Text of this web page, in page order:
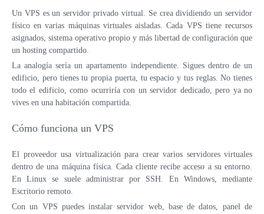
Un VPS es un servidor privado virtual. Se crea dividiendo un servidor
físico en varias máquinas virtuales aisladas. Cada VPS tiene recursos
asignados, sistema operativo propio y más libertad de configuración que
un hosting compartido.
La analogía sería un apartamento independiente. Sigues dentro de un
edificio, pero tienes tu propia puerta, tu espacio y tus reglas. No tienes
todo el edificio, como ocurriría con un servidor dedicado, pero ya no
vives en una habitación compartida.
Cómo funciona un VPS
El proveedor usa virtualización para crear varios servidores virtuales
dentro de una máquina física. Cada cliente recibe acceso a su entorno.
En Linux se suele administrar por SSH. En Windows, mediante
Escritorio remoto.
Con un VPS puedes instalar servidor web, base de datos, panel de